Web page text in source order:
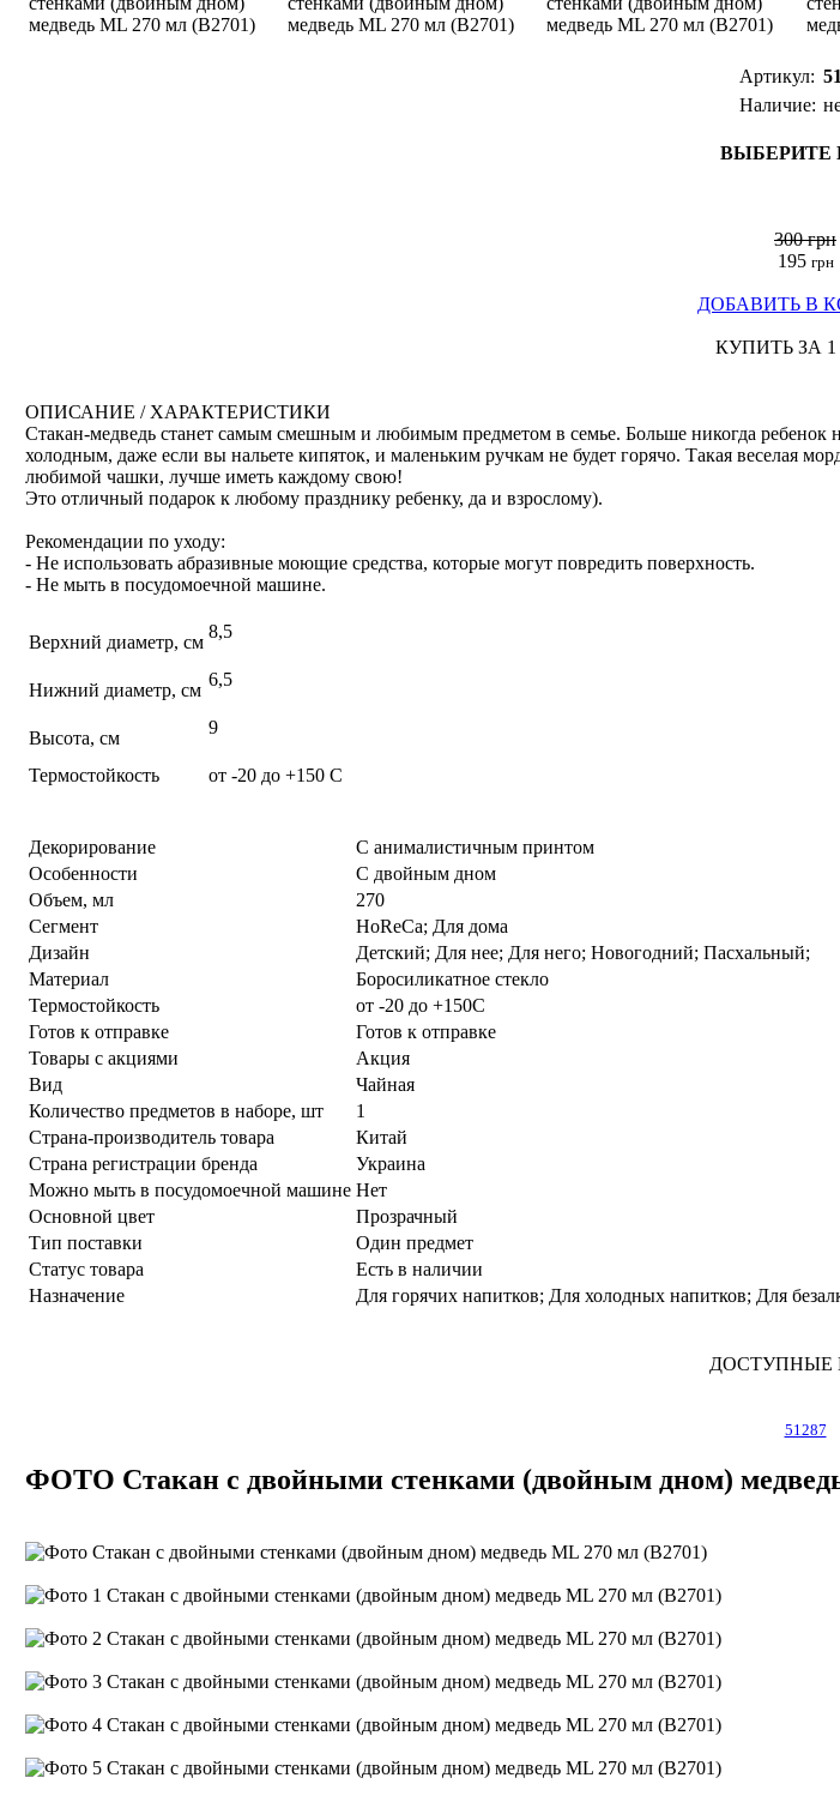
Артикул:
Наличие:
ВЫБЕРИТЕ
300 грн
195 грн
ДОБАВИТЬ В
КУПИТЬ ЗА
ОПИСАНИЕ / ХАРАКТЕРИСТИКИ
Стакан-медведь станет самым смешным и любимым предметом в семье. Больше никогда ребенок
холодным, даже если вы нальете кипяток, и маленьким ручкам не будет горячо. Такая веселая
любимой чашки, лучше иметь каждому свою!
Это отличный подарок к любому празднику ребенку, да и взрослому).
Рекомендации по уходу:
- Не использовать абразивные моющие средства, которые могут повредить поверхность.
- Не мыть в посудомоечной машине.
Верхний диаметр, см
8,5
Нижний диаметр, см
6,5
Высота, см
9
Термостойкость от -20 до +150 С
Декорирование
С анималистичным принтом
Особенности
С двойным дном
Объем, мл
270
Сегмент
HoReCa; Для дома
Дизайн
Детский; Для нее; Для него; Новогодний; Пасхальный;
Материал
Боросиликатное стекло
Термостойкость
от -20 до +150С
Готов к отправке
Готов к отправке
Товары с акциями
Акция
Вид
Чайная
Количество предметов в наборе, шт
1
Страна-производитель товара
Китай
Страна регистрации бренда
Украина
Можно мыть в посудомоечной машине Нет
Основной цвет
Прозрачный
Тип поставки
Один предмет
Статус товара
Есть в наличии
Назначение
Для горячих напитков; Для холодных напитков; Для
ДОСТУПНЫЕ
51287
ФОТО Стакан c двойными стенками (двойным дном)